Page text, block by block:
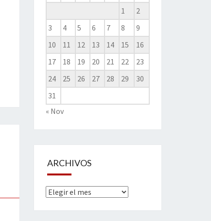
1
2
3
4 5 6 7 8
9
10
11 12 13 14 15
16
17
18 19 20 21 22
23
24
25 26 27 28 29
30
31
« Nov
ARCHIVOS
Archivos